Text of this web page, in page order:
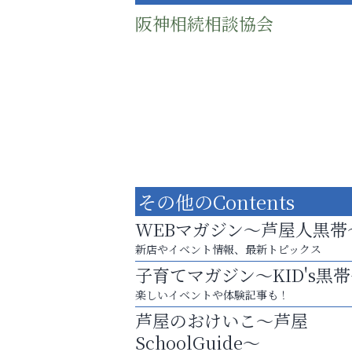
阪神相続相談協会
まずは話してみませんか？
「相続」無料相談会カフェ
芦屋人~あしやびと~
その他のContents
WEBマガジン～芦屋人黒帯
新店やイベント情報、最新トピックス
子育てマガジン～KID's黒
楽しいイベントや体験記事も！
芦屋のおけいこ～芦屋
SchoolGuide～